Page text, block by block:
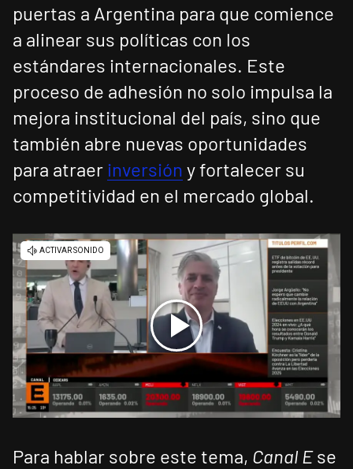
puertas a Argentina para que comience
a alinear sus políticas con los
estándares internacionales. Este
proceso de adhesión no solo impulsa la
mejora institucional del país, sino que
también abre nuevas oportunidades
para atraer inversión y fortalecer su
competitividad en el mercado global.
Para hablar sobre este tema, Canal Ese